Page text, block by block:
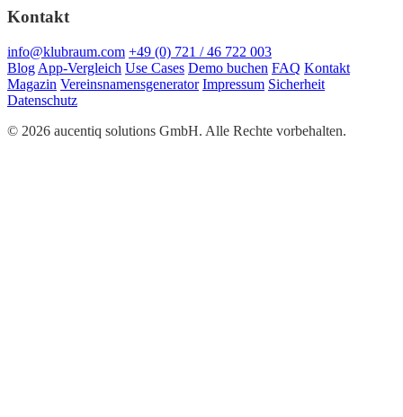
Kontakt
info@klubraum.com +49 (0) 721 / 46 722 003
Blog App-Vergleich Use Cases Demo buchen FAQ Kontakt
Magazin Vereinsnamensgenerator Impressum Sicherheit
Datenschutz
© 2026 aucentiq solutions GmbH. Alle Rechte vorbehalten.